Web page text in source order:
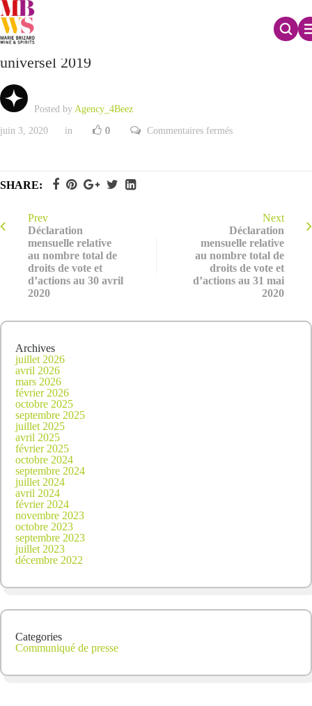
Mise à disposition du document d’enregistrement
universel 2019
Posted by Agency_4Beez
juin 3, 2020 in 0 Commentaires ferméssur
SHARE:
Prev
Déclaration
mensuelle relative
au nombre total de
droits de vote et
d’actions au 30 avril
2020
Next
Déclaration
mensuelle relative
au nombre total de
droits de vote et
d’actions au 31 mai
2020
Archives
juillet 2026
avril 2026
mars 2026
février 2026
octobre 2025
septembre 2025
juillet 2025
avril 2025
février 2025
octobre 2024
septembre 2024
juillet 2024
avril 2024
février 2024
novembre 2023
octobre 2023
septembre 2023
juillet 2023
décembre 2022
Categories
Communiqué de presse